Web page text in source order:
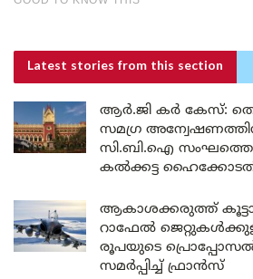
Latest stories from this section
ആർ.ജി കർ കേസ്:
സമഗ്ര
സി.ബി.ഐ സംഘത്തെ
കൽക്കട്ട
ആകാശക്കരുത്ത്
റാഫേൽ
രൂപയുടെ
സമർപ്പിച്ച് ഫ്രാൻസ്